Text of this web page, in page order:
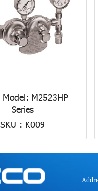
Model: M2523HP
Series
SKU : K009